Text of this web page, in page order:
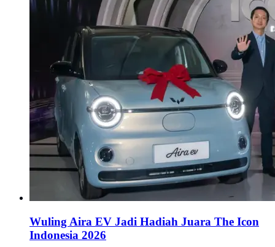
Wuling Aira EV Jadi Hadiah Juara The Icon
Indonesia 2026